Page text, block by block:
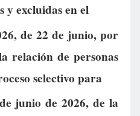
y excluidas en el
de 22 de junio, por
relación de personas
selectivo para
junio de 2026, de la